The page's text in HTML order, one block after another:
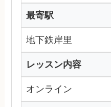
最寄駅
地下鉄岸里
レッスン内容
オンライン